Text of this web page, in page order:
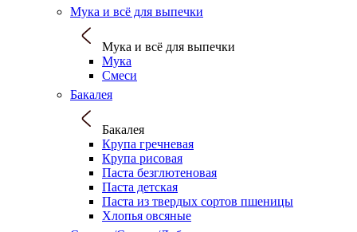
Мука и всё для выпечки
Мука и всё для выпечки
Мука
Смеси
Бакалея
Бакалея
Крупа гречневая
Крупа рисовая
Паста безглютеновая
Паста детская
Паста из твердых сортов пшеницы
Хлопья овсяные